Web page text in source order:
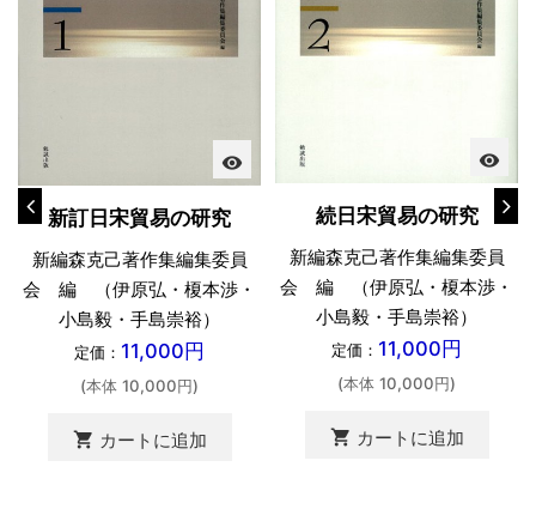
visibility
新訂日宋貿易の研究
新編森克己著作集編集委員
会 編 （伊原弘・榎本渉・
小島毅・手島崇裕）
定価： 11,000円
(本体 10,000円)
shopping_cart カートに追加
visibility
続日宋貿易の研究
新編森克己著作集編集委員
会 編 （伊原弘・榎本渉・
小島毅・手島崇裕）
定価： 11,000円
(本体 10,000円)
shopping_cart カートに追加